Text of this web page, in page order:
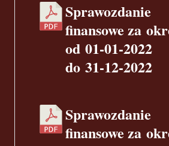
Sprawozdanie
finansowe za
od 01-01-2022
do 31-12-2022
Sprawozdanie
finansowe za